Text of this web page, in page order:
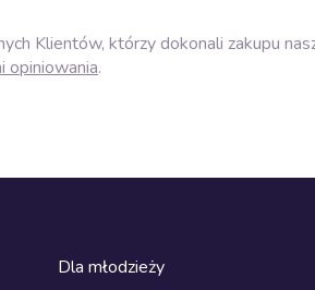
Klientów, którzy dokonali zakupu
opiniowania.
Dla młodzieży